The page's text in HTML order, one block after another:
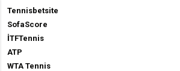
Tennisbetsite
SofaScore
İTFTennis
ATP
WTA Tennis